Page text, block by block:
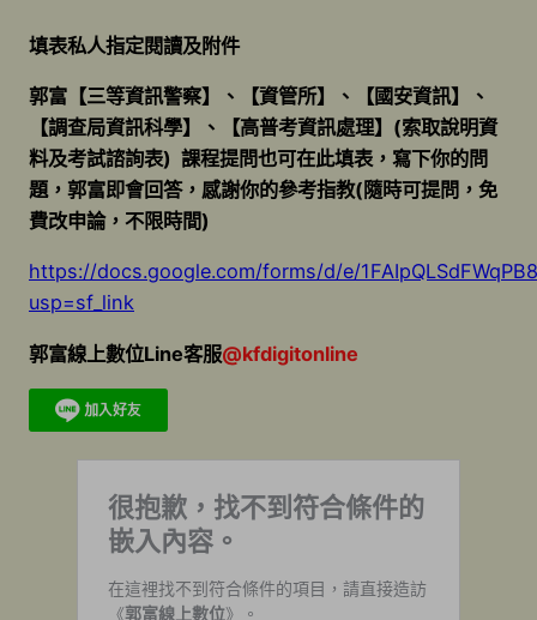
填表私人指定閱讀及附件
郭富【三等資訊警察】、【資管所】、【國安資訊】、
【調查局資訊科學】、【高普考資訊處理】(索取說明資
料及考試諮詢表) 課程提問也可在此填表，寫下你的問
題，郭富即會回答，感謝你的參考指教(隨時可提問，免
費改申論，不限時間)
https://docs.google.com/forms/d/e/
usp=sf_link
郭富線上數位Line客服@kfdigitonline